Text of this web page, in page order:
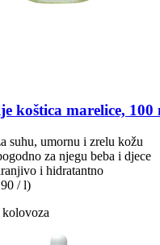
koštica marelice, 100
suhu, umornu i zrelu kožu
za njegu beba i djece
i hidratantno
/ l)